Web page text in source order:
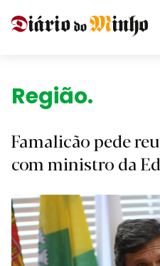
Região.
Famalicão pede
com ministro da